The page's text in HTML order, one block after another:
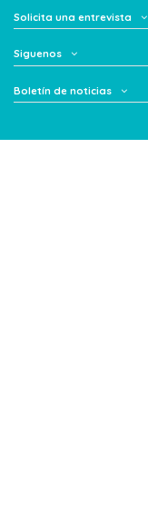
Solicita una entrevista
Siguenos
Boletín de noticias